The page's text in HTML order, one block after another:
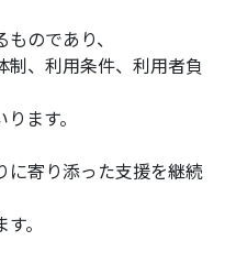
のであり、
、利用条件、利用者負
ます。
に寄り添った支援を継続
。